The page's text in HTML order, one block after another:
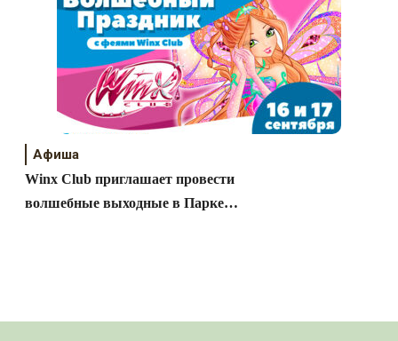
Афиша
Winx Club приглашает провести
волшебные выходные в Парке